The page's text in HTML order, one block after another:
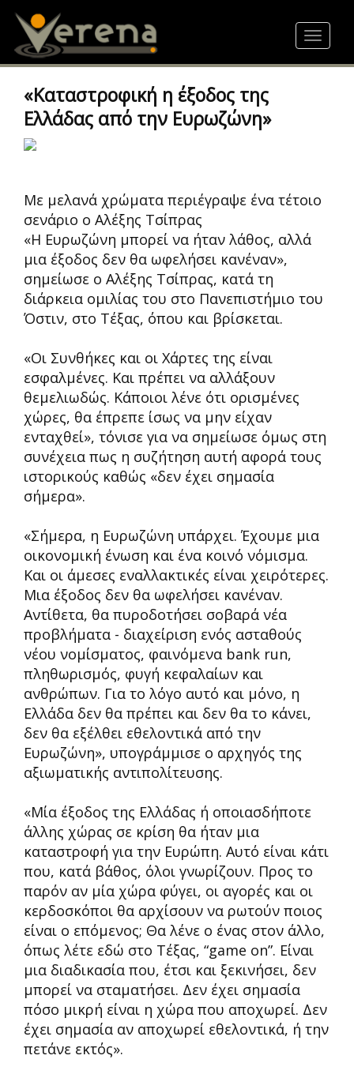
content
Toggle
«Καταστροφική η έξοδος της
Ελλάδας από την Ευρωζώνη»
Με μελανά χρώματα περιέγραψε ένα τέτοιο
σενάριο ο Αλέξης Τσίπρας
«Η Ευρωζώνη μπορεί να ήταν λάθος, αλλά
μια έξοδος δεν θα ωφελήσει κανέναν»,
σημείωσε ο Αλέξης Τσίπρας, κατά τη
διάρκεια ομιλίας του στο Πανεπιστήμιο του
Όστιν, στο Τέξας, όπου και βρίσκεται.
«Οι Συνθήκες και οι Χάρτες της είναι
εσφαλμένες. Και πρέπει να αλλάξουν
θεμελιωδώς. Κάποιοι λένε ότι ορισμένες
χώρες, θα έπρεπε ίσως να μην είχαν
ενταχθεί», τόνισε για να σημείωσε όμως στη
συνέχεια πως η συζήτηση αυτή αφορά τους
ιστορικούς καθώς «δεν έχει σημασία
σήμερα».
«Σήμερα, η Ευρωζώνη υπάρχει. Έχουμε μια
οικονομική ένωση και ένα κοινό νόμισμα.
Και οι άμεσες εναλλακτικές είναι χειρότερες.
Μια έξοδος δεν θα ωφελήσει κανέναν.
Αντίθετα, θα πυροδοτήσει σοβαρά νέα
προβλήματα - διαχείριση ενός ασταθούς
νέου νομίσματος, φαινόμενα bank run,
πληθωρισμός, φυγή κεφαλαίων και
ανθρώπων. Για το λόγο αυτό και μόνο, η
Ελλάδα δεν θα πρέπει και δεν θα το κάνει,
δεν θα εξέλθει εθελοντικά από την
Ευρωζώνη», υπογράμμισε ο αρχηγός της
αξιωματικής αντιπολίτευσης.
«Μία έξοδος της Ελλάδας ή οποιασδήποτε
άλλης χώρας σε κρίση θα ήταν μια
καταστροφή για την Ευρώπη. Αυτό είναι κάτι
που, κατά βάθος, όλοι γνωρίζουν. Προς το
παρόν αν μία χώρα φύγει, οι αγορές και οι
κερδοσκόποι θα αρχίσουν να ρωτούν ποιος
είναι ο επόμενος; Θα λένε ο ένας στον άλλο,
όπως λέτε εδώ στο Τέξας, “game on”. Είναι
μια διαδικασία που, έτσι και ξεκινήσει, δεν
μπορεί να σταματήσει. Δεν έχει σημασία
πόσο μικρή είναι η χώρα που αποχωρεί. Δεν
έχει σημασία αν αποχωρεί εθελοντικά, ή την
πετάνε εκτός».